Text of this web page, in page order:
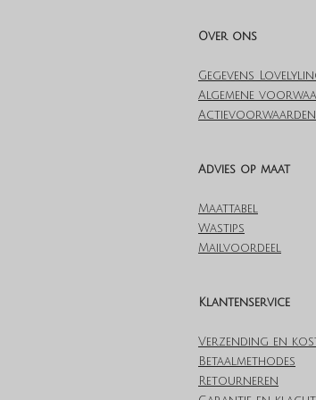
Over ons
Gegevens
Algemene
Actievoorwaarden
Advies op maat
Maattabel
Wastips
Mailvoordeel
Klantenservice
Verzending en
Betaalmethodes
Retourneren